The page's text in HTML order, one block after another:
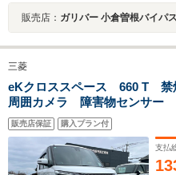
販売店： ガリバー 小倉曽根バイパ
三菱
eKクロススペース 660 T
周囲カメラ 障害物センサー
ラレコ ETC フルセグナビ
シート ベンチシート LEDヘ
プ 純正アルミ
販売店保証 購入プラン付
支払